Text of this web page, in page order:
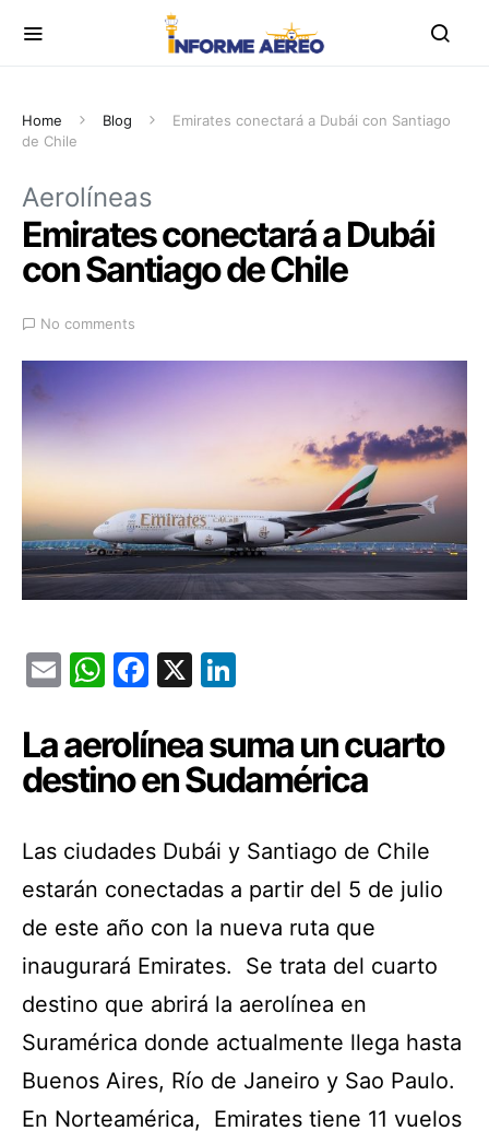
Home Blog
Emirates conectará a Dubái con Santiago
de Chile
Aerolíneas
Emirates conectará a Dubái
con Santiago de Chile
No comments
EmailWhatsApp
Facebook
X
La aerolínea suma un cuarto
destino en Sudamérica
Las ciudades Dubái y Santiago de Chile
estarán conectadas a partir del 5 de julio
de este año con la nueva ruta que
inaugurará Emirates. Se trata del cuarto
destino que abrirá la aerolínea en
Suramérica donde actualmente llega hasta
Buenos Aires, Río de Janeiro y Sao Paulo.
En Norteamérica, Emirates tiene 11 vuelos